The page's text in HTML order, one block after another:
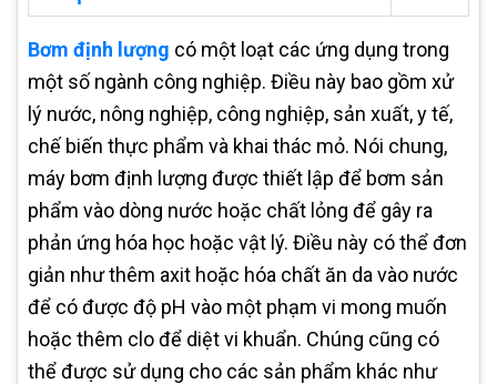
Bơm định lượng có một loạt các ứng dụng trong
một số ngành công nghiệp. Điều này bao gồm xử
lý nước, nông nghiệp, công nghiệp, sản xuất, y tế,
chế biến thực phẩm và khai thác mỏ. Nói chung,
máy bơm định lượng được thiết lập để bơm sản
phẩm vào dòng nước hoặc chất lỏng để gây ra
phản ứng hóa học hoặc vật lý. Điều này có thể đơn
giản như thêm axit hoặc hóa chất ăn da vào nước
để có được độ pH vào một phạm vi mong muốn
hoặc thêm clo để diệt vi khuẩn. Chúng cũng có
thể được sử dụng cho các sản phẩm khác như